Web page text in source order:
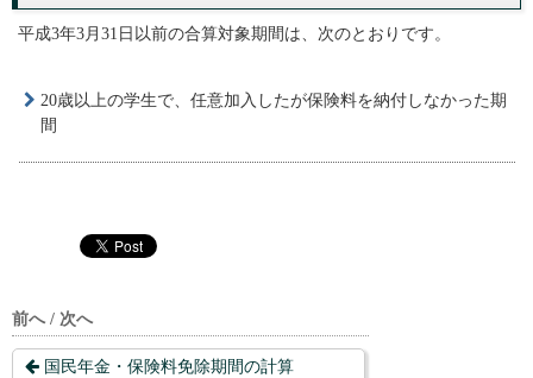
平成3年3月31日以前の合算対象期間は、次のとおりです。
20歳以上の学生で、任意加入したが保険料を納付しなかった期
間
前へ / 次へ
国民年金・保険料免除期間の計算